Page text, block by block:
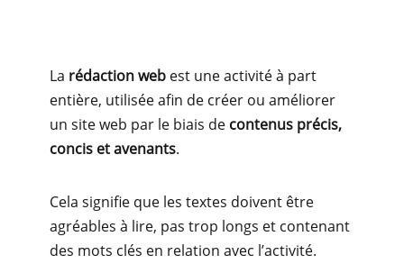
La rédaction web est une activité à part
entière, utilisée afin de créer ou améliorer
un site web par le biais de contenus précis,
concis et avenants.
Cela signifie que les textes doivent être
agréables à lire, pas trop longs et contenant
des mots clés en relation avec l’activité.